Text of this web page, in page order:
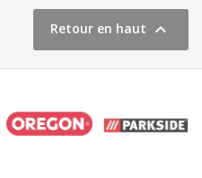
Retour en haut 